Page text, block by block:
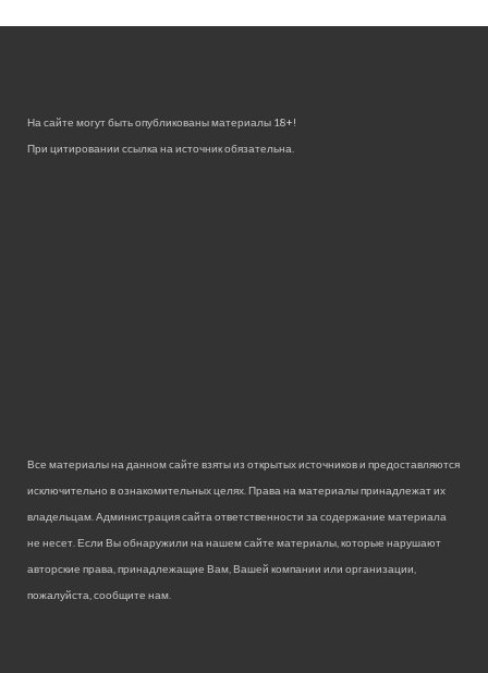
На сайте могут быть опубликованы материалы 18+!
При цитировании ссылка на источник обязательна.
Все материалы на данном сайте взяты из открытых источников и предоставляются
исключительно в ознакомительных целях. Права на материалы принадлежат их
владельцам. Администрация сайта ответственности за содержание материала
не несет. Если Вы обнаружили на нашем сайте материалы, которые нарушают
авторские права, принадлежащие Вам, Вашей компании или организации,
пожалуйста, сообщите нам.